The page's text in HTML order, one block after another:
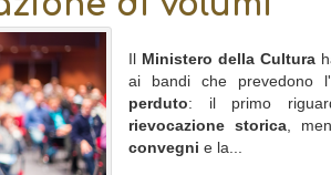
Ministero della Cultura
ai bandi che prevedono
perduto: il primo
rievocazione storica,
convegni e la...